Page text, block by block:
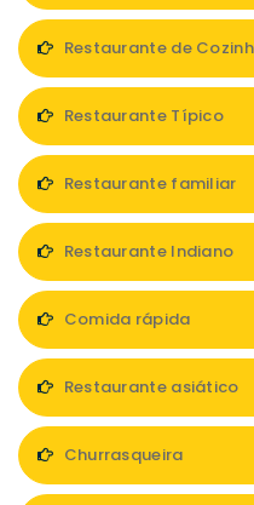
Restaurante de
Restaurante Típico
Restaurante familiar
Restaurante Indiano
Comida rápida
Restaurante asiático
Churrasqueira